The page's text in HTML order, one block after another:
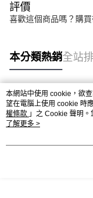
評價
喜歡這個商品嗎？購
本分類熱銷全站
熱門標籤
本網站中使用 cookie，欲
望在電腦上使用 cookie 時
權條款 」之 Cookie 聲明
用條款之 Cookie 聲明使用
了解更多 >